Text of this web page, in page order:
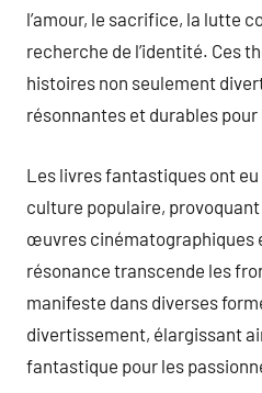
l’amour, le sacrifice, la lutte
recherche de l’identité. Ces
histoires non seulement
résonnantes et durables
Les livres fantastiques ont
culture populaire,
œuvres cinématographiques
résonance transcende les
manifeste dans diverses
divertissement, élargissant
fantastique pour les